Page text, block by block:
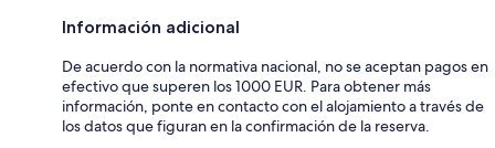
Información adicional
De acuerdo con la normativa nacional, no se aceptan pagos en
efectivo que superen los 1000 EUR. Para obtener más
información, ponte en contacto con el alojamiento a través de
los datos que figuran en la confirmación de la reserva.